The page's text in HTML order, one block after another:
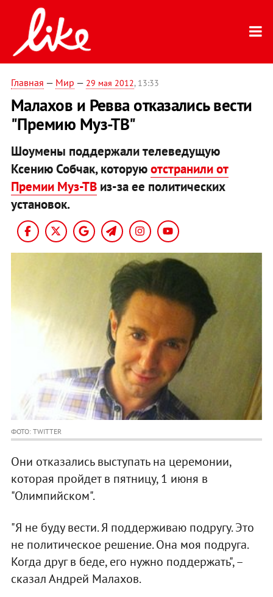
Главная — Мир — 29 мая 2012, 13:33
Малахов и Ревва отказались вести
"Премию Муз-ТВ"
Шоумены поддержали телеведущую
Ксению Собчак, которуюотстранили от
Премии Муз-ТВиз-за ее политических
установок.
ФОТО: TWITTER
Они отказались выступать на церемонии,
которая пройдет в пятницу, 1 июня в
"Олимпийском".
"Я не буду вести. Я поддерживаю подругу. Это
не политическое решение. Она моя подруга.
Когда друг в беде, его нужно поддержать", –
сказал Андрей Малахов.